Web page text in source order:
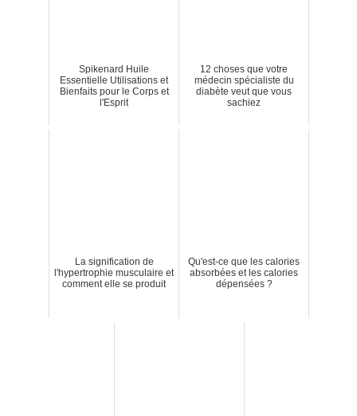
Spikenard Huile
Essentielle Utilisations et
Bienfaits pour le Corps et
l'Esprit
12 choses que votre
médecin spécialiste du
diabète veut que vous
sachiez
La signification de
l'hypertrophie musculaire et
comment elle se produit
Qu'est-ce que les calories
absorbées et les calories
dépensées ?